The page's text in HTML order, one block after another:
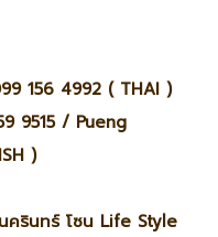
156 4992 ( THAI )
9515 / Pueng
)
รินทร์ โซน Life Style